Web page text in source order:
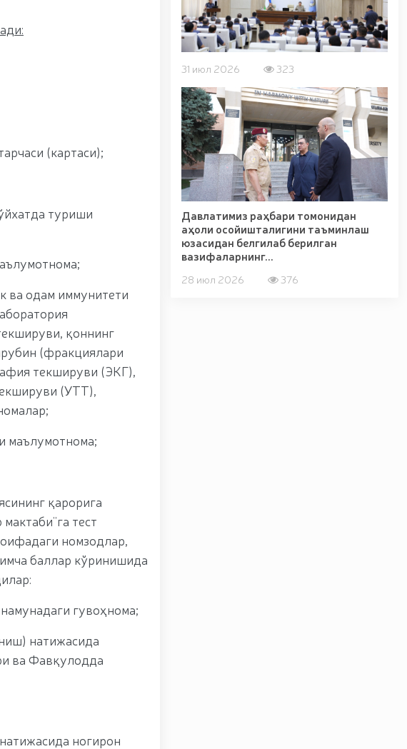
(картаси);
туриши
ва одам иммунитети
қоннинг
(фракциялари
текшируви (ЭКГ),
(УТТ),
маълумотнома;
қарорига
тест
номзодлар,
баллар кўринишида
гувоҳнома;
натижасида
ва Фавқулодда
ногирон
31 июл 2026 323
Давлатимиз раҳбари томонидан
аҳоли осойишталигини таъминлаш
юзасидан белгилаб берилган
вазифаларнинг...
28 июл 2026 376